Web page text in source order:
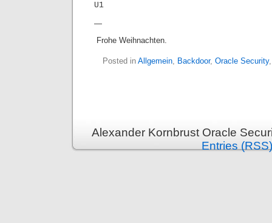
U1
—
Frohe Weihnachten.
Posted in Allgemein, Backdoor, Oracle Security
Alexander Kornbrust Oracle
Entries (RSS)